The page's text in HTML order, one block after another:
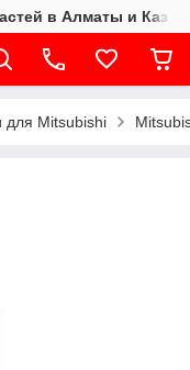
в Алматы и
для Mitsubishi